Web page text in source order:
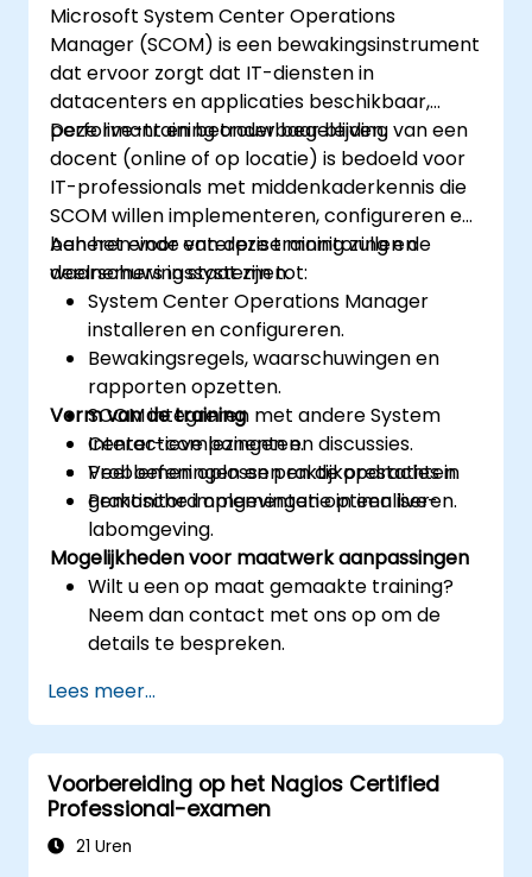
Microsoft System Center Operations
Manager (SCOM) is een bewakingsinstrument
dat ervoor zorgt dat IT-diensten in
datacenters en applicaties beschikbaar,
performant en betrouwbaar blijven.
Deze live-training onder begeleiding van een
docent (online of op locatie) is bedoeld voor
IT-professionals met middenkaderkennis die
SCOM willen implementeren, configureren en
beheren voor enterprise monitoring en
waarschuwingssystemen.
Aan het einde van deze training zullen de
deelnemers in staat zijn tot:
System Center Operations Manager
installeren en configureren.
Bewakingsregels, waarschuwingen en
rapporten opzetten.
SCOM integreren met andere System
Center-componenten.
Problemen oplossen en de prestaties in
gemonitord omgevingen optimaliseren.
Vorm van de training
Interactieve lezingen en discussies.
Veel oefeningen en praktijkopdrachten.
Praktische implementatie in een live-
labomgeving.
Mogelijkheden voor maatwerk aanpassingen
Wilt u een op maat gemaakte training?
Neem dan contact met ons op om de
details te bespreken.
Lees meer...
Voorbereiding op het Nagios Certified
Professional-examen
21 Uren